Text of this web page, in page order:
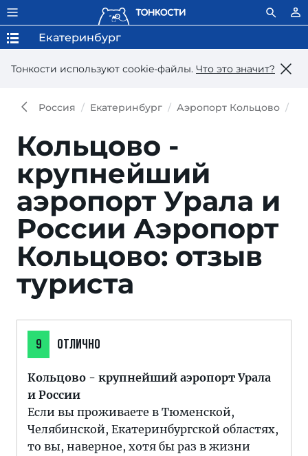
Тонкости используют сookie-файлы. Что это значит?
Екатеринбург
Россия Екатеринбург Аэропорт Кольцово
Кольцово -
крупнейший
аэропорт Урала и
России Аэропорт
Кольцово: отзыв
туриста
9 ОТЛИЧНО
Кольцово - крупнейший аэропорт Урала
и России
Если вы проживаете в Тюменской,
Челябинской, Екатеринбургской областях,
то вы, наверное, хотя бы раз в жизни